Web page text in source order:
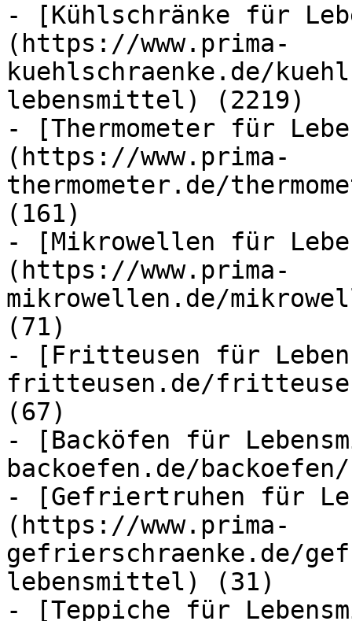
- [Kühlschränke für
(https://www.prima-
kuehlschraenke.de/
lebensmittel) (2219)
- [Thermometer für
(https://www.prima-
thermometer.de/
(161)
- [Mikrowellen für
(https://www.prima-
mikrowellen.de/
(71)
- [Fritteusen für
fritteusen.de/
(67)
- [Backöfen für
backoefen.de/
- [Gefriertruhen für
(https://www.prima-
gefrierschraenke.de/
lebensmittel) (31)
- [Teppiche für